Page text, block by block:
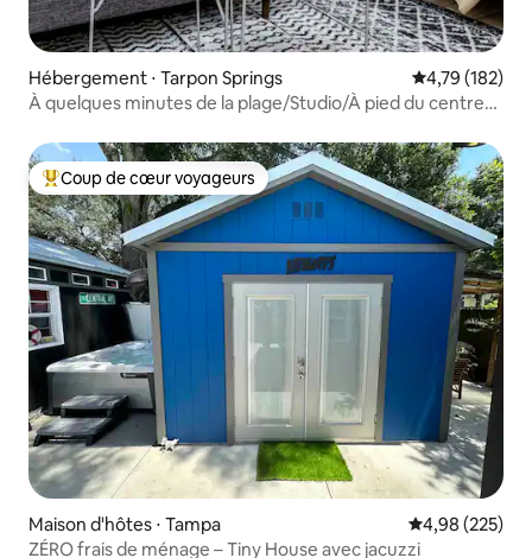
Hébergement ⋅ Tarpon Springs Évaluation
4,79 (182)
À quelques minutes de la plage/Studio/À pied du centre-
Coups de cœur voyageurs les plus appréciés
Coup de cœur voyageurs
Maison d'hôtes ⋅ Tampa Évaluation
4,98 (225)
ZÉRO frais de ménage – Tiny House avec jacuzzi